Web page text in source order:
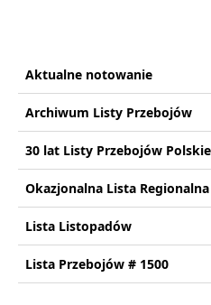
Aktualne notowanie
Archiwum Listy Przebojów
30 lat Listy Przebojów
Okazjonalna Lista Regionalna
Lista Listopadów
Lista Przebojów # 1500